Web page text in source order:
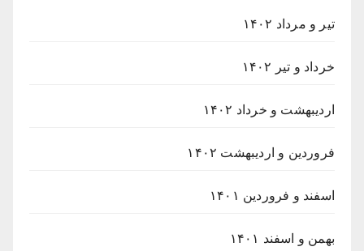
تیر و مرداد ۱۴۰۲
خرداد و تیر ۱۴۰۲
اردیبهشت و خرداد ۱۴۰۲
فروردین و اردیبهشت ۱۴۰۲
اسفند و فروردین ۱۴۰۱
بهمن و اسفند ۱۴۰۱